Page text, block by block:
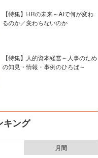
【特集】HRの未来～AIで何が変わ
るのか／変わらないのか
【特集】人的資本経営～人事のため
の知見・情報・事例のひろば～
キング
月間